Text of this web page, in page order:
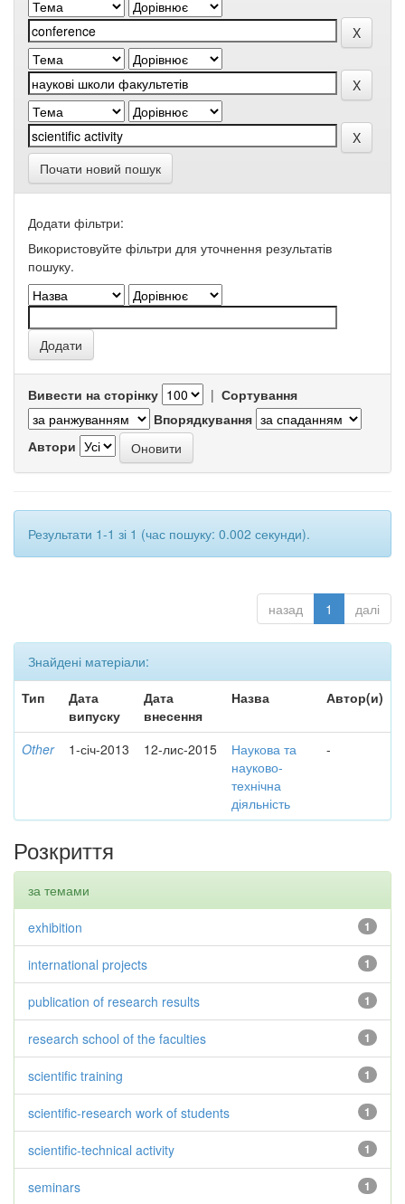
Почати новий пошук
Додати фільтри:
Використовуйте фільтри для уточнення результатів
пошуку.
Вивести на сторінку | Сортування
Впорядкування
Автори
Результати 1-1 зі 1 (час пошуку: 0.002 секунди).
назад 1 далі
Знайдені матеріали:
Тип
Дата
випуску
Дата
внесення
Назва Автор(и)
Other 1-січ-2013 12-лис-2015
Наукова та
науково-
технічна
діяльність
-
Розкриття
за темами
1
exhibition
1
international projects
1
publication of research results
1
research school of the faculties
1
scientific training
1
scientific-research work of students
1
scientific-technical activity
1
seminars